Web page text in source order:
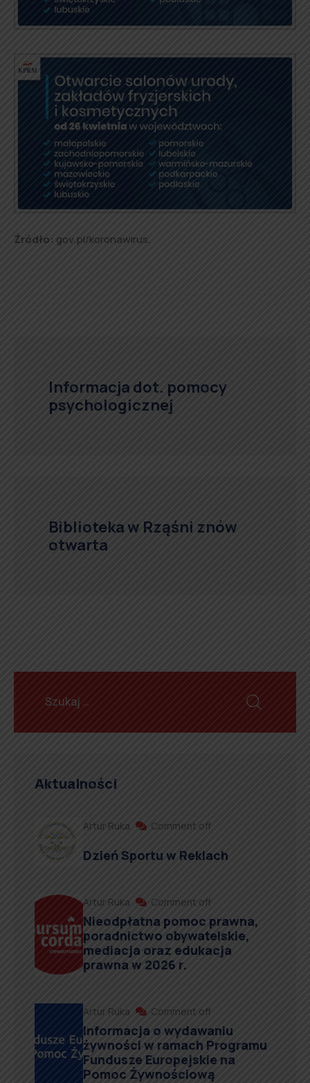
Źródło: gov.pl/koronawirus.
Informacja dot. pomocy
psychologicznej
Biblioteka w Rząśni znów
otwarta
Aktualności
Artur Ruka Comment off
Dzień Sportu w Reklach
Artur Ruka Comment off
Nieodpłatna pomoc prawna,
poradnictwo obywatelskie,
mediacja oraz edukacja
prawna w 2026 r.
Artur Ruka Comment off
Informacja o wydawaniu
żywności w ramach Programu
Fundusze Europejskie na
Pomoc Żywnościową